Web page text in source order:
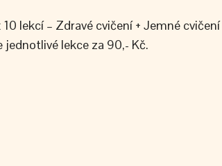
lekcí – Zdravé cvičení + Jemné
lekce za 90,- Kč.